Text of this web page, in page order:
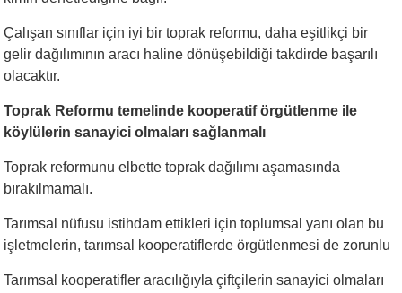
Çalışan sınıflar için iyi bir toprak reformu, daha eşitlikçi bir
gelir dağılımının aracı haline dönüşebildiği takdirde başarılı
olacaktır.
Toprak Reformu temelinde kooperatif örgütlenme ile
köylülerin sanayici olmaları sağlanmalı
Toprak reformunu elbette toprak dağılımı aşamasında
bırakılmamalı.
Tarımsal nüfusu istihdam ettikleri için toplumsal yanı olan bu
işletmelerin, tarımsal kooperatiflerde örgütlenmesi de zorunlu
Tarımsal kooperatifler aracılığıyla çiftçilerin sanayici olmaları